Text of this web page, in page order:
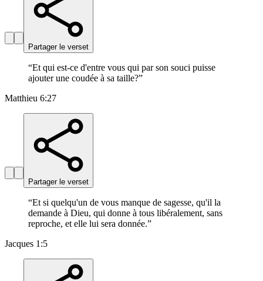
Partager le verset
“Et qui est-ce d'entre vous qui par son souci puisse
ajouter une coudée à sa taille?”
Matthieu 6:27
Partager le verset
“Et si quelqu'un de vous manque de sagesse, qu'il la
demande à Dieu, qui donne à tous libéralement, sans
reproche, et elle lui sera donnée.”
Jacques 1:5